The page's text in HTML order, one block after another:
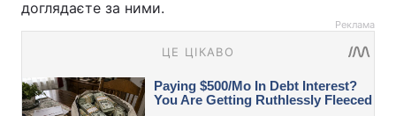
доглядаєте за ними.
Реклама